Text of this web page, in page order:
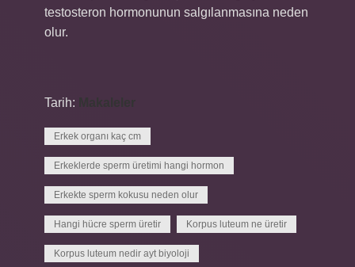
testosteron hormonunun salgılanmasına neden
olur.
Tarih:
Erkek organı kaç cm
Erkeklerde sperm üretimi hangi hormon
Erkekte sperm kokusu neden olur
Hangi hücre sperm üretir Korpus luteum ne üretir
Korpus luteum nedir ayt biyoloji